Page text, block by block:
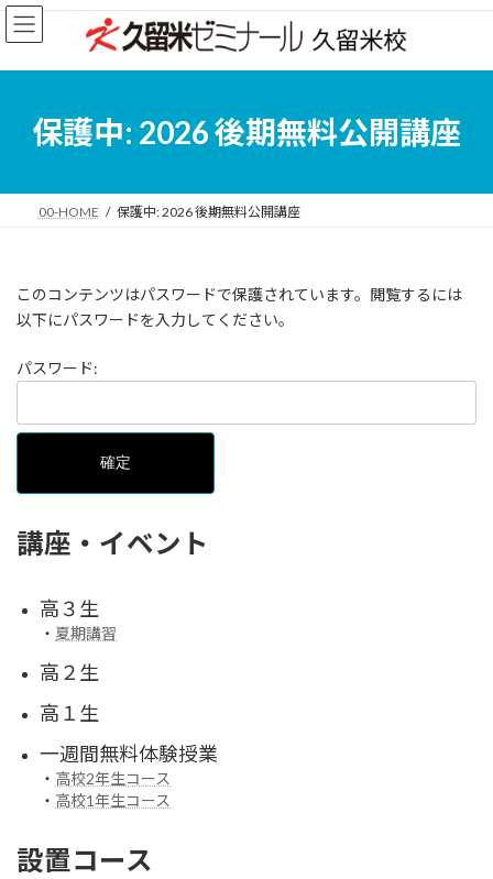
コ
ン
ン
ナ
ビ
ー
保護中: 2026 後期無料公開講座
00-HOME 保護中: 2026 後期無料公開講座
このコンテンツはパスワードで保護されています。閲覧するには
以下にパスワードを入力してください。
パスワード:
講座・イベント
高３生
・ 夏期講習
高２生
高１生
一週間無料体験授業
・ 高校2年生コース
・ 高校1年生コース
設置コース